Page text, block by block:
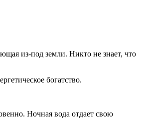
из-под земли. Никто не знает, что
богатство.
Ночная вода отдает свою